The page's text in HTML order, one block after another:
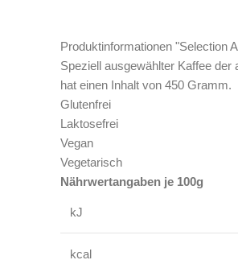
Produktinformationen "Selection
Speziell ausgewählter Kaffee
hat einen Inhalt von 450 Gramm.
Glutenfrei
Laktosefrei
Vegan
Vegetarisch
Nährwertangaben je 100g
kJ
kcal